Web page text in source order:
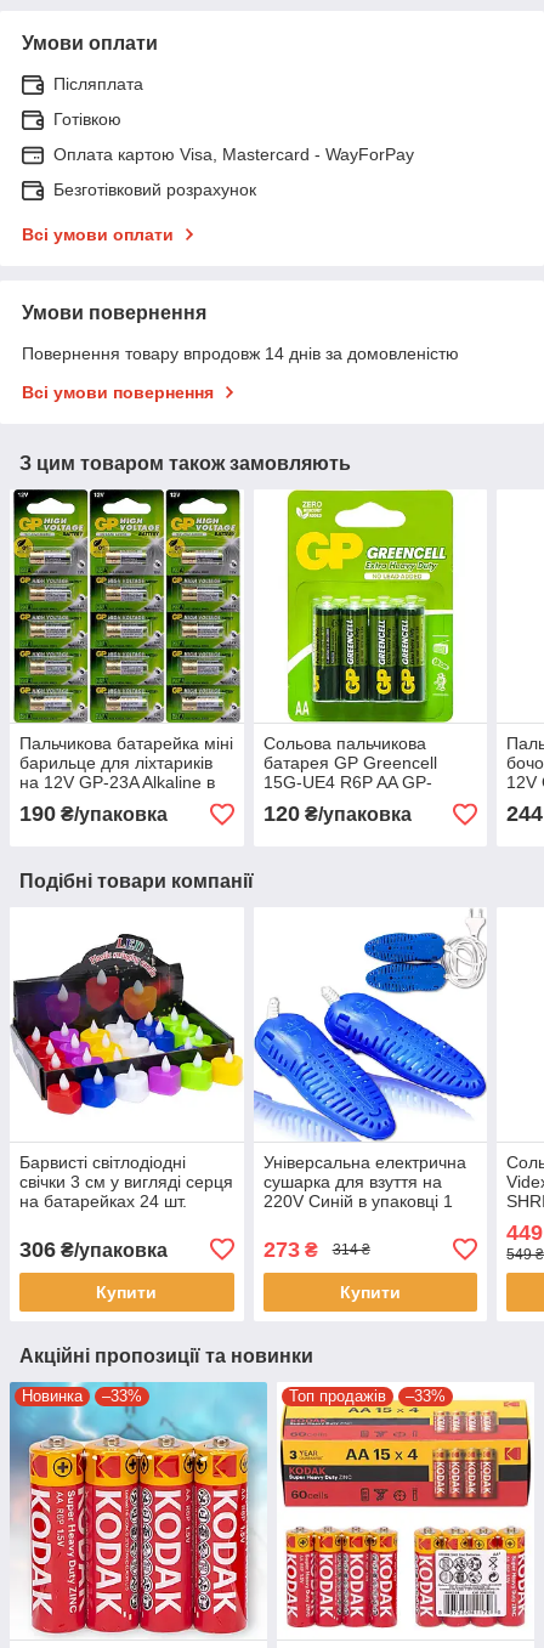
Умови оплати
Післяплата
Готівкою
Оплата картою Visa, Mastercard - WayForPay
Безготівковий розрахунок
Всі умови оплати
Умови повернення
Повернення товару впродовж 14 днів за домовленістю
Всі умови повернення
З цим товаром також замовляють
Пальчикова батарейка міні
барильце для ліхтариків
на 12V GP-23A Alkaline в
190 ₴/упаковка
Сольова пальчикова
батарея GP Greencell
15G-UE4 R6P AA GP-
120₴/упаковка
12V
244
Подібні товари компанії
Барвисті світлодіодні
свічки 3 см у вигляді серця
на батарейках 24 шт.
19/AG103 в упаковці 24 шт
306 ₴/упаковка
Купити
Універсальна електрична
сушарка для взуття на
220V Синій в упаковці 1
273₴ 314 ₴
Купити
449
549
Акційні пропозиції та новинки
Новинка –33% Топ продажів –33%